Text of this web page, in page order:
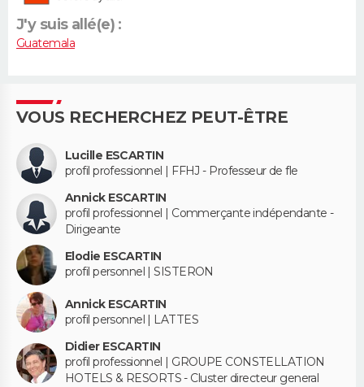
J'y suis allé(e) :
Guatemala
VOUS RECHERCHEZ PEUT-ÊTRE
Lucille ESCARTIN
profil professionnel | FFHJ - Professeur de fle
Annick ESCARTIN
profil professionnel | Commerçante indépendante -
Dirigeante
Elodie ESCARTIN
profil personnel | SISTERON
Annick ESCARTIN
profil personnel | LATTES
Didier ESCARTIN
profil professionnel | GROUPE CONSTELLATION
HOTELS & RESORTS - Cluster directeur general